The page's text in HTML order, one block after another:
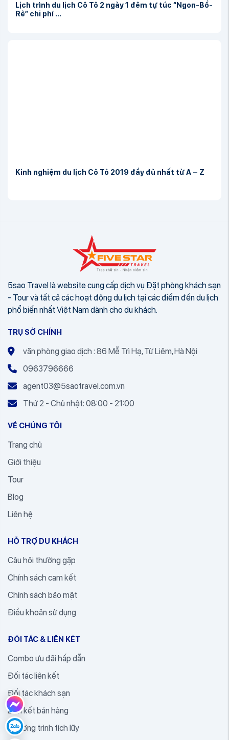
Lịch trình du lịch Cô Tô 2 ngày 1 đêm tự túc “Ngon-Bổ-
Rẻ” chi phí ...
Kinh nghiệm du lịch Cô Tô 2019 đầy đủ nhất từ A – Z
5sao Travel là website cung cấp dịch vụ Đặt phòng khách sạn
- Tour và tất cả các hoạt động du lịch tại các điểm đến du lịch
phổ biến nhất Việt Nam dành cho du khách.
TRỤ SỞ CHÍNH
văn phòng giao dịch : 86 Mễ Trì Hạ, Từ Liêm, Hà Nội
0963796666
agent03@5saotravel.com.vn
Thứ 2 - Chủ nhật: 08:00 - 21:00
VỀ CHÚNG TÔI
Trang chủ
Giới thiệu
Tour
Blog
Liên hệ
HỖ TRỢ DU KHÁCH
Câu hỏi thường gặp
Chính sách cam kết
Chính sách bảo mật
Điều khoản sử dụng
ĐỐI TÁC & LIÊN KẾT
Combo ưu đãi hấp dẫn
Đối tác liên kết
Đối tác khách sạn
Liên kết bán hàng
Chương trình tích lũy